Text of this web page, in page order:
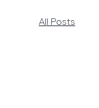
All Posts